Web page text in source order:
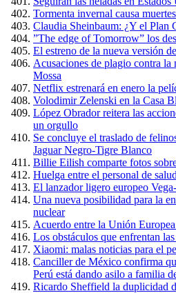
Tormenta invernal causa
Claudia Sheinbaum: ¿Y el Plan
”The edge of Tomorrow” los
El estreno de la nueva versión
Acusaciones de plagio contra la
Mossa
Netflix estrenará en enero la
Volodimir Zelenski en la Casa
López Obrador reitera las
un orgullo
Se concluye el traslado de
Jaguar Negro-Tigre Blanco
Billie Eilish comparte fotos
Huelga entre el personal de
El lanzador ligero europeo
Una nueva posibilidad para la
nuclear
Acuerdo entre la Unión
Los obstáculos que enfrentan
Xiaomi: malas noticias para el
Canciller de México confirma
Perú está dando asilo a familia
Ricardo Sheffield la duplicidad